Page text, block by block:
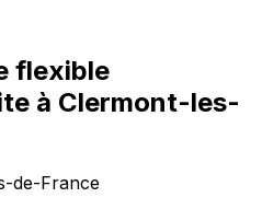
flexible
à Clermont-les-
de-France